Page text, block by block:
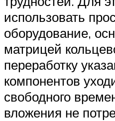
использовать
оборудование,
матрицей
переработку
компонентов
свободного
вложения не